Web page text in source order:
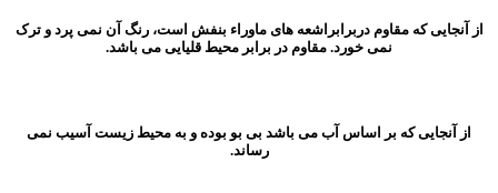
از آنجایی که مقاوم دربرابراشعه های ماوراء بنفش است، رنگ آن نمی پرد و ترک
نمی خورد. مقاوم در برابر محیط قلیایی می باشد.
از آنجایی که بر اساس آب می باشد بی بو بوده و به محیط زیست آسیب نمی
رساند.